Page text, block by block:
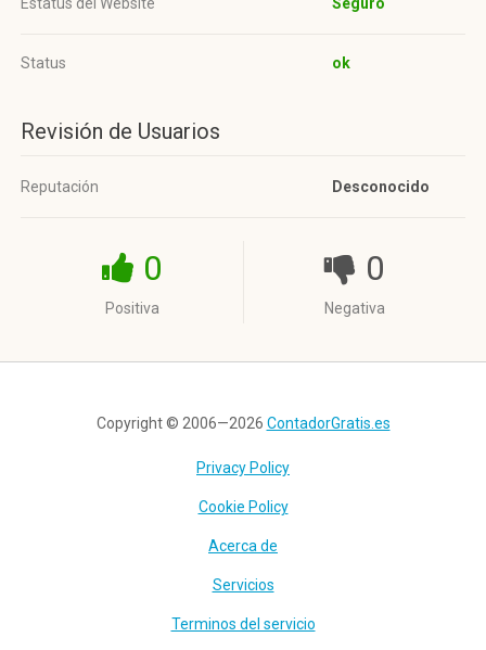
Status ok
Revisión de Usuarios
Reputación Desconocido
0
Positiva
0
Negativa
Copyright © 2006—2026 ContadorGratis.es
Privacy Policy
Cookie Policy
Acerca de
Servicios
Terminos del servicio